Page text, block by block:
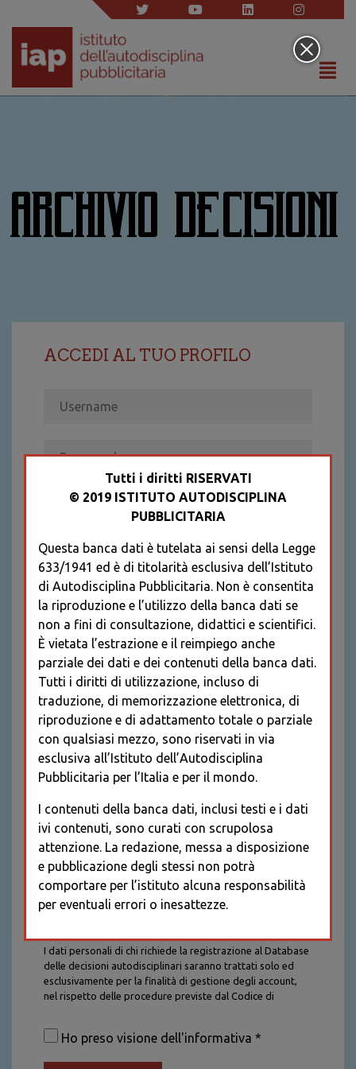
ARCHIVIO DECISIONI
ACCEDI AL TUO PROFILO
Recupera password
REGISTRATI
* I CAMPI CONTRASSEGNATI SONO
OBBLIGATORI
I dati personali di chi richiede la registrazione al Database
delle decisioni autodisciplinari saranno trattati solo ed
esclusivamente per la finalità di gestione degli account,
nel rispetto delle procedure previste dal Codice di
saranno trattati con tutte le cautele richieste dalla legge e
saranno conservati per la durata stabilita caso per caso
Ho preso visione dell'informativa *
Tutti i diritti RISERVATI
© 2019 ISTITUTO AUTODISCIPLINA
PUBBLICITARIA
Questa banca dati è tutelata ai sensi della Legge
633/1941 ed è di titolarità esclusiva dell’Istituto
di Autodisciplina Pubblicitaria. Non è consentita
la riproduzione e l’utilizzo della banca dati se
non a fini di consultazione, didattici e scientifici.
È vietata l’estrazione e il reimpiego anche
parziale dei dati e dei contenuti della banca dati.
Tutti i diritti di utilizzazione, incluso di
traduzione, di memorizzazione elettronica, di
riproduzione e di adattamento totale o parziale
con qualsiasi mezzo, sono riservati in via
esclusiva all’Istituto dell’Autodisciplina
Pubblicitaria per l’Italia e per il mondo.
I contenuti della banca dati, inclusi testi e i dati
ivi contenuti, sono curati con scrupolosa
attenzione. La redazione, messa a disposizione
e pubblicazione degli stessi non potrà
comportare per l’istituto alcuna responsabilità
per eventuali errori o inesattezze.